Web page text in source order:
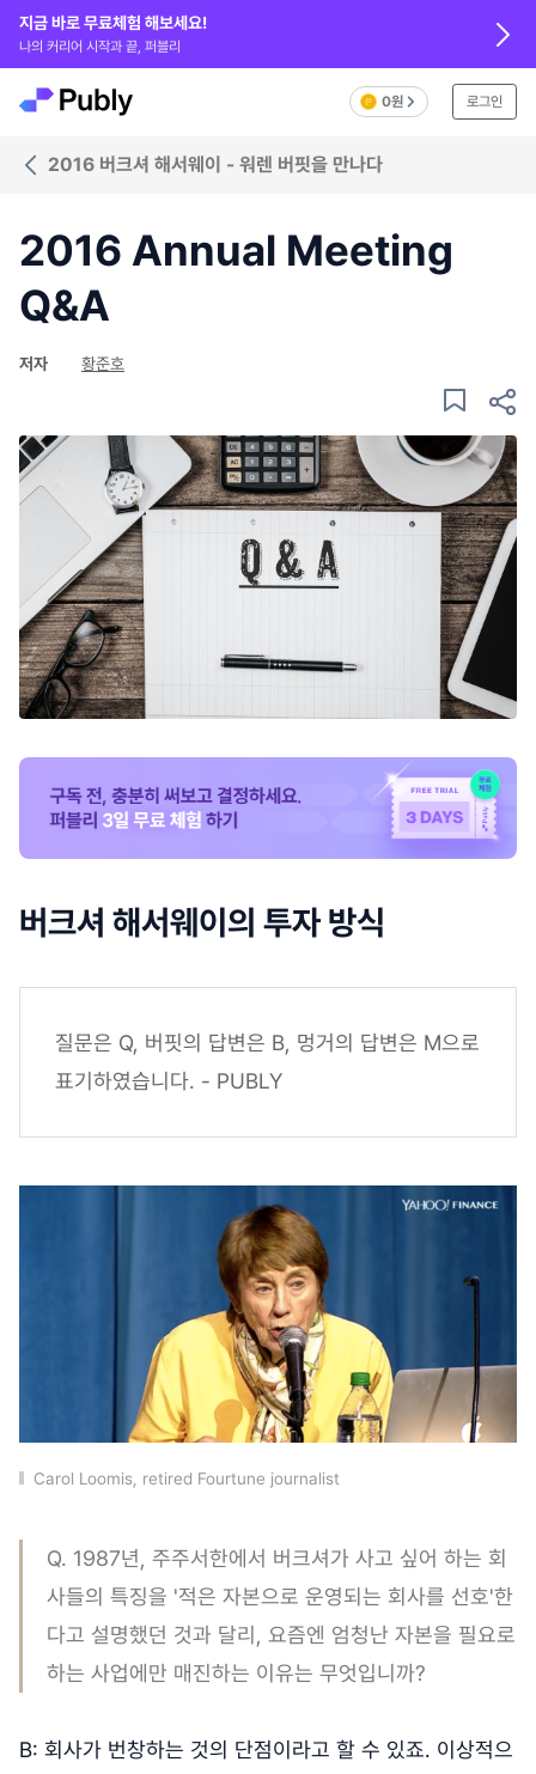
지금 바로 무료체험 해보세요!
나의 커리어 시작과 끝, 퍼블리
0원 로그인
2016 버크셔 해서웨이 - 워렌 버핏을 만나다
2016 Annual Meeting
Q&A
저자 황준호
버크셔 해서웨이의 투자 방식
질문은 Q, 버핏의 답변은 B, 멍거의 답변은 M으로
표기하였습니다. - PUBLY
Carol Loomis, retired Fourtune journalist
Q. 1987년, 주주서한에서 버크셔가 사고 싶어 하는 회
사들의 특징을 '적은 자본으로 운영되는 회사를 선호'한
다고 설명했던 것과 달리, 요즘엔 엄청난 자본을 필요로
하는 사업에만 매진하는 이유는 무엇입니까?
B: 회사가 번창하는 것의 단점이라고 할 수 있죠. 이상적으